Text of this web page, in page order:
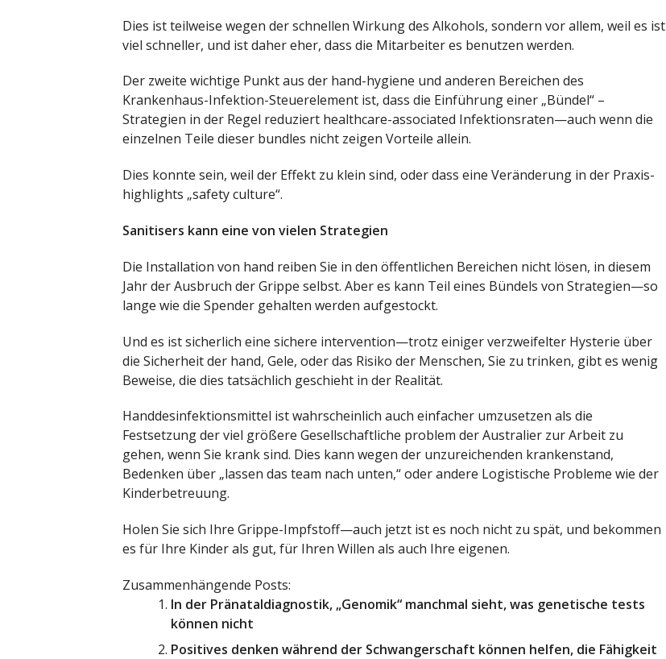
Dies ist teilweise wegen der schnellen Wirkung des Alkohols, sondern vor allem, weil es ist
viel schneller, und ist daher eher, dass die Mitarbeiter es benutzen werden.
Der zweite wichtige Punkt aus der hand-hygiene und anderen Bereichen des
Krankenhaus-Infektion-Steuerelement ist, dass die Einführung einer „Bündel“ –
Strategien in der Regel reduziert healthcare-associated Infektionsraten—auch wenn die
einzelnen Teile dieser bundles nicht zeigen Vorteile allein.
Dies konnte sein, weil der Effekt zu klein sind, oder dass eine Veränderung in der Praxis-
highlights „safety culture“.
Sanitisers kann eine von vielen Strategien
Die Installation von hand reiben Sie in den öffentlichen Bereichen nicht lösen, in diesem
Jahr der Ausbruch der Grippe selbst. Aber es kann Teil eines Bündels von Strategien—so
lange wie die Spender gehalten werden aufgestockt.
Und es ist sicherlich eine sichere intervention—trotz einiger verzweifelter Hysterie über
die Sicherheit der hand, Gele, oder das Risiko der Menschen, Sie zu trinken, gibt es wenig
Beweise, die dies tatsächlich geschieht in der Realität.
Handdesinfektionsmittel ist wahrscheinlich auch einfacher umzusetzen als die
Festsetzung der viel größere Gesellschaftliche problem der Australier zur Arbeit zu
gehen, wenn Sie krank sind. Dies kann wegen der unzureichenden krankenstand,
Bedenken über „lassen das team nach unten,“ oder andere Logistische Probleme wie der
Kinderbetreuung.
Holen Sie sich Ihre Grippe-Impfstoff—auch jetzt ist es noch nicht zu spät, und bekommen
es für Ihre Kinder als gut, für Ihren Willen als auch Ihre eigenen.
Zusammenhängende Posts:
In der Pränataldiagnostik, „Genomik“ manchmal sieht, was genetische tests
können nicht
Positives denken während der Schwangerschaft können helfen, die Fähigkeit